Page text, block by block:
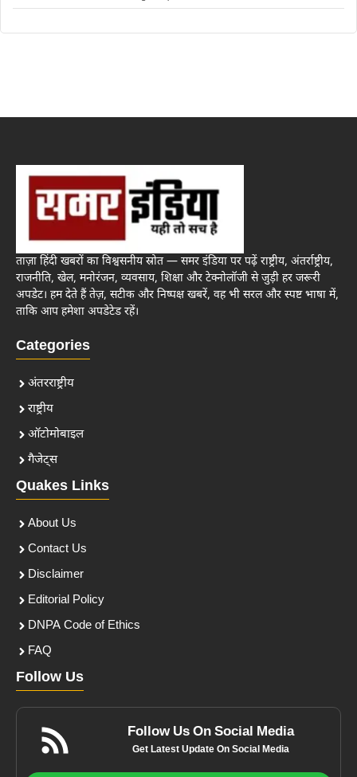
ताज़ा हिंदी खबरों का विश्वसनीय स्रोत — समर इंडिया पर पढ़ें राष्ट्रीय, अंतर्राष्ट्रीय,
राजनीति, खेल, मनोरंजन, व्यवसाय, शिक्षा और टेक्नोलॉजी से जुड़ी हर जरूरी
अपडेट। हम देते हैं तेज़, सटीक और निष्पक्ष खबरें, वह भी सरल और स्पष्ट भाषा में,
ताकि आप हमेशा अपडेटेड रहें।
Categories
अंतरराष्ट्रीय
राष्ट्रीय
ऑटोमोबाइल
गैजेट्स
Quakes Links
About Us
Contact Us
Disclaimer
Editorial Policy
DNPA Code of Ethics
FAQ
Follow Us
Follow Us On Social Media
Get Latest Update On Social Media